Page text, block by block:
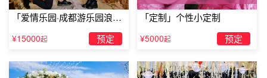
其实气球求婚还可以更创意一些，带她去乘坐热气球，
利用热气球给女友带来一段
，相信她会非常的高
兴的。当热气球平稳降落，你突然消失，当再次出现在女友
面前的时候，你正骑着高大的黑马向她走去，你如骑士般的
「爱情乐园·成都游乐园浪漫
¥15000起 预定
「定制」个性小定制
¥5000起 预定